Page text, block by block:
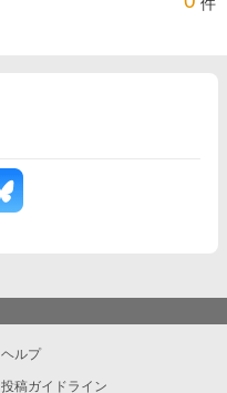
ヘルプ
投稿ガイドライン